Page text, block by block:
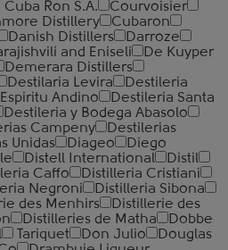
Ron S.A.
Courvoisier
Distillery
Cubaron
Danish Distillers
Darroze
and Eniseli
De Kuyper
Demerara Distillers
Destilaria Levira
Destileria
Andino
Destileria Santa
Destileria y Bodega Abasolo
Campeny
Destilerias
Unidas Diageo
Diego
Distell International
Distil
Caffo
Distilleria Cristiani
Negroni
Distilleria Sibona
des Menhirs
Distillerie des
Distilleries de Matha
Dobbe
Tariquet Don Julio
Douglas